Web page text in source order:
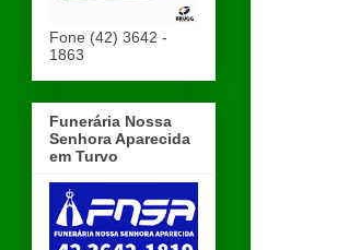
Fone (42) 3642 -
1863
Funerária Nossa
Senhora Aparecida
em Turvo